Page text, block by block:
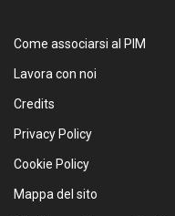
Come associarsi al PIM
Lavora con noi
Credits
Privacy Policy
Cookie Policy
Mappa del sito